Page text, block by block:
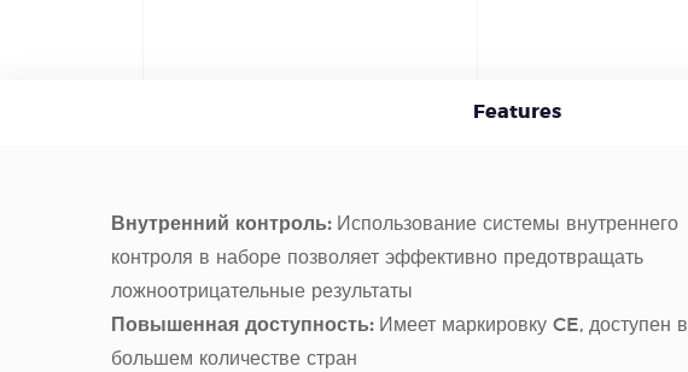
Features
Внутренний контроль: Использование системы внутреннего
контроля в наборе позволяет эффективно предотвращать
ложноотрицательные результаты
Повышенная доступность:Имеет маркировку CE, доступен в
большем количестве стран